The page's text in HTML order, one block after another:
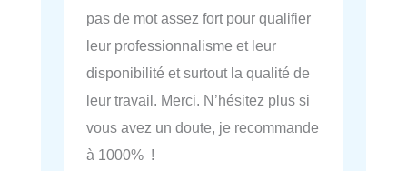
pas de mot assez fort pour qualifier
leur professionnalisme et leur
disponibilité et surtout la qualité de
leur travail. Merci. N’hésitez plus si
vous avez un doute, je recommande
à 1000% !